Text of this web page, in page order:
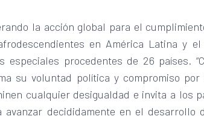
la acción global para el
en América Latina y el
especiales procedentes de 26 países.
su voluntad política y compromiso por
cualquier desigualdad e invita a los
avanzar decididamente en el desarrollo